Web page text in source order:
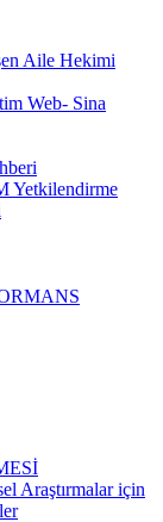
Aile Hekimi
Web- Sina
Yetkilendirme
Araştırmalar için